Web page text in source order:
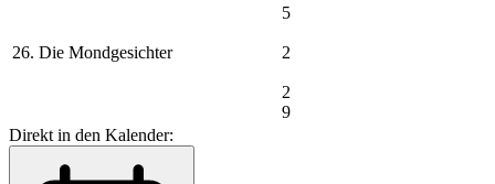
26. Die Mondgesichter
5
2
2
9
Direkt in den Kalender: